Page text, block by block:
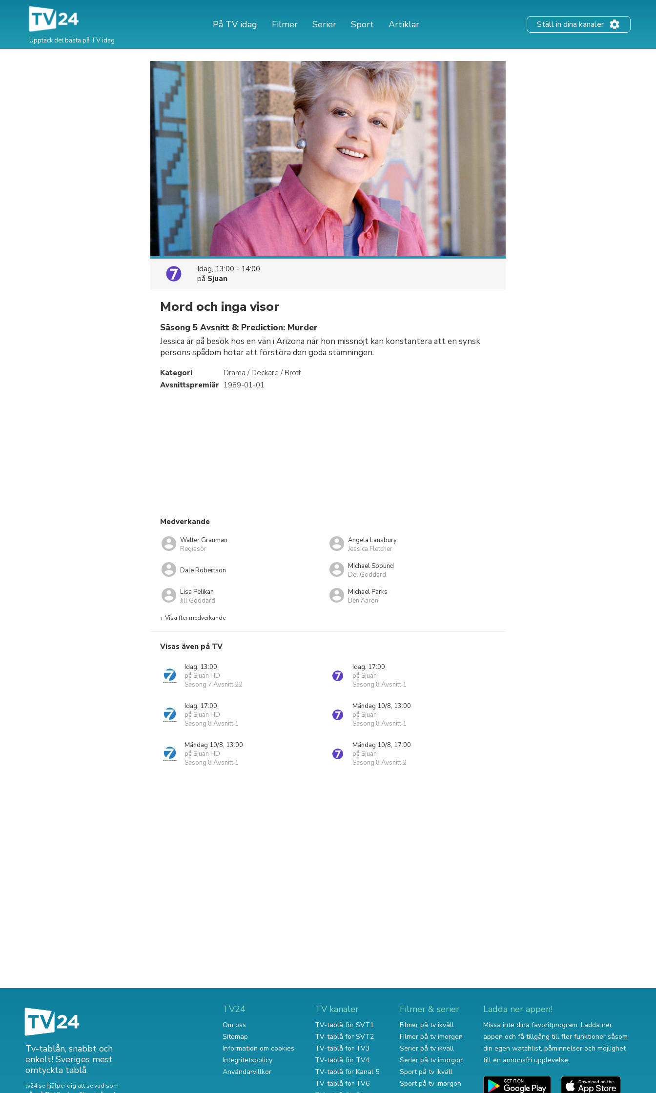
Upptäck det bästa på TV idag
På TV idag Filmer Serier Sport Artiklar Ställ in dina kanaler
Idag, 13:00 - 14:00
på Sjuan
Mord och inga visor
Säsong 5 Avsnitt 8: Prediction: Murder
Jessica är på besök hos en vän i Arizona när hon missnöjt kan konstantera att en synsk
persons spådom hotar att förstöra den goda stämningen.
Kategori
Drama / Deckare / Brott
Avsnittspremiär 1989-01-01
Medverkande
Walter Grauman
Regissör
Angela Lansbury
Jessica Fletcher
Dale Robertson
Michael Spound
Del Goddard
Lisa Pelikan
Jill Goddard
Michael Parks
Ben Aaron
+ Visa fler medverkande
Visas även på TV
Idag, 13:00
på Sjuan HD
Säsong 7 Avsnitt 22
Idag, 17:00
på Sjuan
Säsong 8 Avsnitt 1
Idag, 17:00
på Sjuan HD
Säsong 8 Avsnitt 1
Måndag 10/8, 13:00
på Sjuan
Säsong 8 Avsnitt 1
Måndag 10/8, 13:00
på Sjuan HD
Säsong 8 Avsnitt 1
Måndag 10/8, 17:00
på Sjuan
Säsong 8 Avsnitt 2
Tv-tablån, snabbt och
enkelt! Sveriges mest
omtyckta tablå.
tv24.se hjälper dig att se vad som
TV24
Om oss
Sitemap
Information om cookies
Integritetspolicy
Användarvillkor
TV kanaler
TV-tablå för SVT1
TV-tablå för SVT2
TV-tablå för TV3
TV-tablå för TV4
TV-tablå för Kanal 5
TV-tablå för TV6
Filmer & serier
Filmer på tv ikväll
Filmer på tv imorgon
Serier på tv ikväll
Serier på tv imorgon
Sport på tv ikväll
Sport på tv imorgon
Ladda ner appen!
Missa inte dina favoritprogram. Ladda ner
appen och få tillgång till fler funktioner såsom
din egen watchlist, påminnelser och möjlighet
till en annonsfri upplevelse.